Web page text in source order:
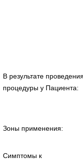
В результате
процедуры у Пациента:
Зоны применения:
Симптомы к